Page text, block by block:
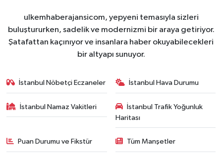
ulkemhaberajansicom, yepyeni temasıyla sizleri
buluştururken, sadelik ve modernizmi bir araya getiriyor.
Şatafattan kaçınıyor ve insanlara haber okuyabilecekleri
bir altyapı sunuyor.
İstanbul Nöbetçi Eczaneler İstanbul Hava Durumu
İstanbul Namaz Vakitleri
İstanbul Trafik Yoğunluk
Haritası
Puan Durumu ve Fikstür Tüm Manşetler